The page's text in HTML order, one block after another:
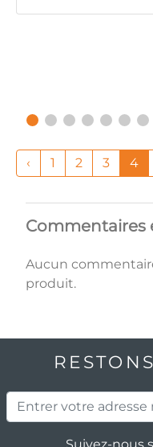
‹ 1 2 3 4
Commentaires
Aucun
produit.